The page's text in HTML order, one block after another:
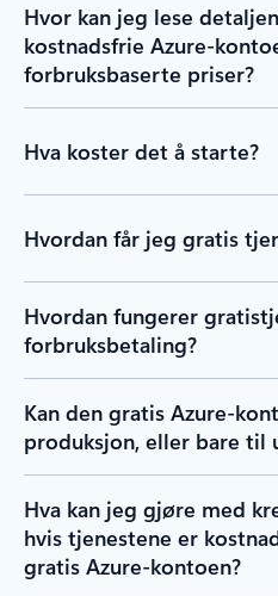
Hvor kan jeg lese
kostnadsfrie Azure-
forbruksbaserte priser?
Hva koster det å starte?
Hvordan får jeg gratis
Hvordan fungerer
forbruksbetaling?
Kan den gratis Azure-
produksjon, eller bare til
Hva kan jeg gjøre med
hvis tjenestene er
gratis Azure-kontoen?